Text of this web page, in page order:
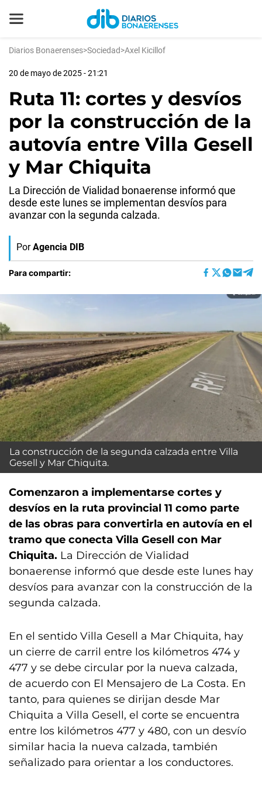
Diarios Bonaerenses>Sociedad>Axel Kicillof
20 de mayo de 2025 - 21:21
Ruta 11: cortes y desvíos
por la construcción de la
autovía entre Villa Gesell
y Mar Chiquita
La Dirección de Vialidad bonaerense informó que
desde este lunes se implementan desvíos para
avanzar con la segunda calzada.
Por Agencia DIB
Para compartir:
La construcción de la segunda calzada entre Villa
Gesell y Mar Chiquita.
Comenzaron a implementarse cortes y
desvíos en la ruta provincial 11 como parte
de las obras para convertirla en autovía en el
tramo que conecta Villa Gesell con Mar
Chiquita. La Dirección de Vialidad
bonaerense informó que desde este lunes hay
desvíos para avanzar con la construcción de la
segunda calzada.
En el sentido Villa Gesell a Mar Chiquita, hay
un cierre de carril entre los kilómetros 474 y
477 y se debe circular por la nueva calzada,
de acuerdo con El Mensajero de La Costa. En
tanto, para quienes se dirijan desde Mar
Chiquita a Villa Gesell, el corte se encuentra
entre los kilómetros 477 y 480, con un desvío
similar hacia la nueva calzada, también
señalizado para orientar a los conductores.